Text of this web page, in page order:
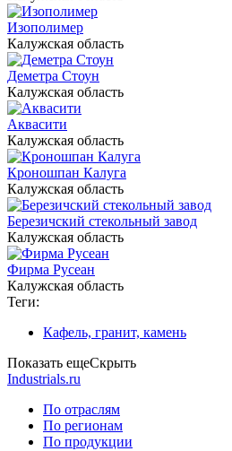
Изополимер
Калужская область
Деметра Стоун
Калужская область
Аквасити
Калужская область
Кроношпан Калуга
Калужская область
Березичский стекольный завод
Калужская область
Фирма Русеан
Калужская область
Теги:
Кафель, гранит, камень
Показать ещеСкрыть
Industrials.ru
По отраслям
По регионам
По продукции